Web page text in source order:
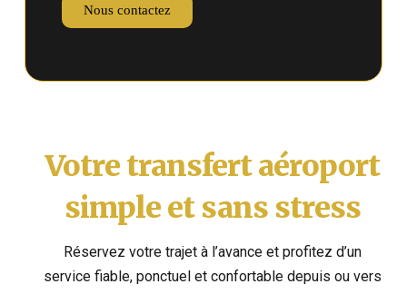
Nous contactez
Votre transfert aéroport
simple et sans stress
Réservez votre trajet à l’avance et profitez d’un
service fiable, ponctuel et confortable depuis ou vers